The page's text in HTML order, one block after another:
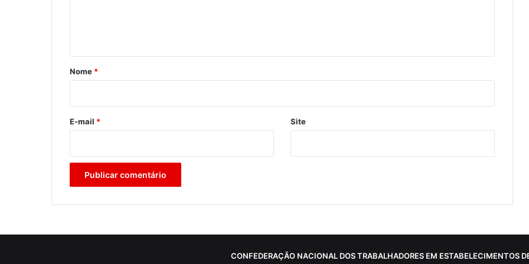
r
*
Nome *
E-mail * Site
CONFEDERAÇÃO NACIONAL DOS TRABALHADORES EM ESTABELECIMENTOS